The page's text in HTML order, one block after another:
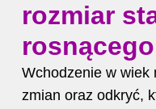
rozmiar
Wchodzenie w wiek
zmian oraz odkryć,